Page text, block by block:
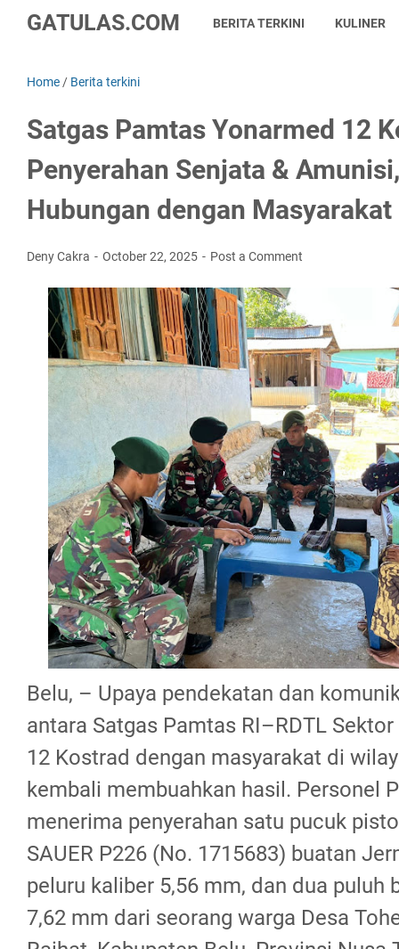
GATULAS.COM BERITA TERKINI KULINER
Home / Berita terkini
Satgas Pamtas Yonarmed 12
Penyerahan Senjata &
Hubungan dengan Masyarakat
Deny Cakra October 22, 2025 Post a Comment
Belu, – Upaya pendekatan dan
antara Satgas Pamtas RI–RDTL
12 Kostrad dengan masyarakat di
kembali membuahkan hasil. Personel
menerima penyerahan satu pucuk
SAUER P226 (No. 1715683) buatan
peluru kaliber 5,56 mm, dan dua puluh
7,62 mm dari seorang warga Desa